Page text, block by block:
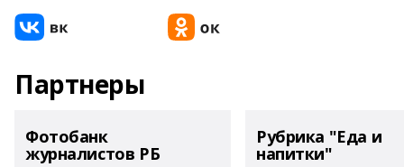
Партнеры
Фотобанк
журналистов РБ
Рубрика "Еда и
напитки"